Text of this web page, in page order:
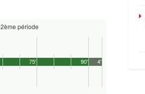
2ème période
90'
75' 4'